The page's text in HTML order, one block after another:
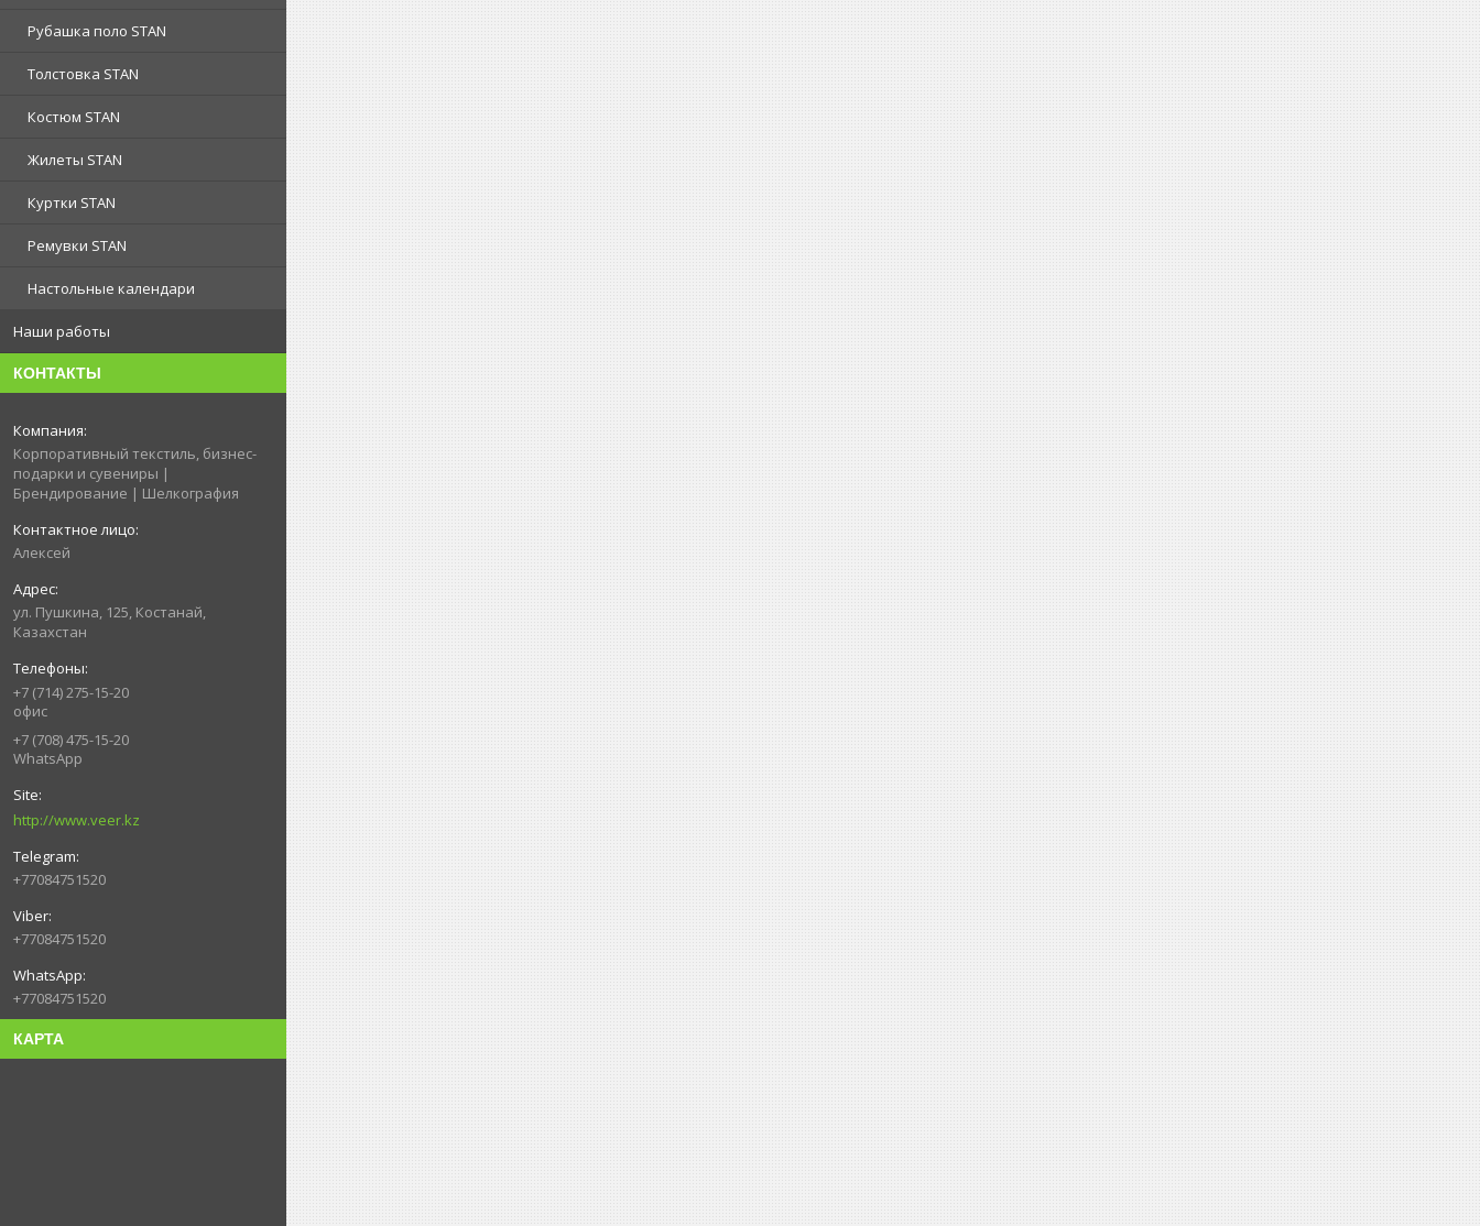
Рубашка поло STAN
Толстовка STAN
Костюм STAN
Жилеты STAN
Куртки STAN
Ремувки STAN
Настольные календари
Наши работы
КОНТАКТЫ
Корпоративный текстиль, бизнес-
подарки и сувениры |
Брендирование | Шелкография
Алексей
ул. Пушкина, 125, Костанай,
Казахстан
+7 (714) 275-15-20
офис
+7 (708) 475-15-20
WhatsApp
http://www.veer.kz
+77084751520
+77084751520
+77084751520
КАРТА